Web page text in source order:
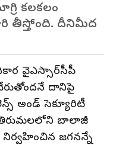
కలకలం
తీస్తోంది. దీనిమీద
వైఎస్సార్‌సీపీ
దానిపై
అండ్‌ సెక్యూరిటీ
తిరుమలలోని బాలాజీ
జగనన్నే